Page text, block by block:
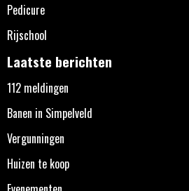
Pedicure
Rijschool
Laatste berichten
112 meldingen
Banen in Simpelveld
Vergunningen
Huizen te koop